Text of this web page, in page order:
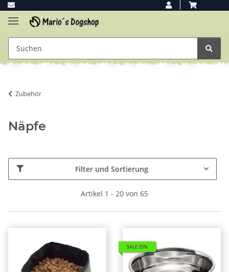
Zubehör
Näpfe
Filter und Sortierung
Artikel 1 - 20 von 65
SALE 25%